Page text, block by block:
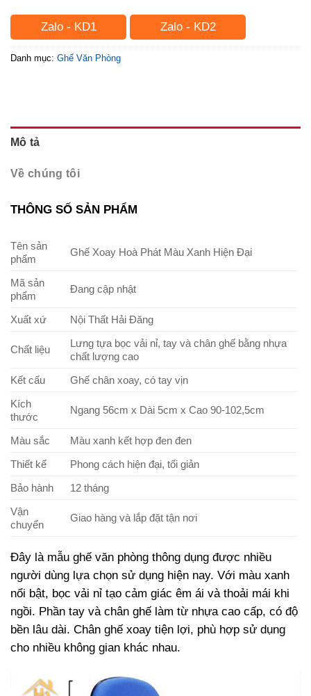
Zalo - KD1 Zalo - KD2
Danh mục: Ghế Văn Phòng
Mô tả
Về chúng tôi
THÔNG SỐ SẢN PHẨM
Tên sản
phẩm
Ghế Xoay Hoà Phát Màu Xanh Hiện Đại
Mã sản
phẩm
Đang cập nhật
Xuất xứ Nội Thất Hải Đăng
Chất liệu
Lưng tựa bọc vải nỉ, tay và chân ghế bằng nhựa
chất lượng cao
Kết cấu
Ghế chân xoay, có tay vịn
Kích
thước
Ngang 56cm x Dài 5cm x Cao 90-102,5cm
Màu sắc
Màu xanh kết hợp đen đen
Thiết kế
Phong cách hiện đại, tối giản
Bảo hành
12 tháng
Vận
chuyển
Giao hàng và lắp đặt tận nơi
Đây là mẫu ghế văn phòng thông dụng được nhiều
người dùng lựa chọn sử dụng hiện nay. Với màu xanh
nổi bật, bọc vải nỉ tạo cảm giác êm ái và thoải mái khi
ngồi. Phần tay và chân ghế làm từ nhựa cao cấp, có độ
bền lâu dài. Chân ghế xoay tiện lợi, phù hợp sử dụng
cho nhiều không gian khác nhau.